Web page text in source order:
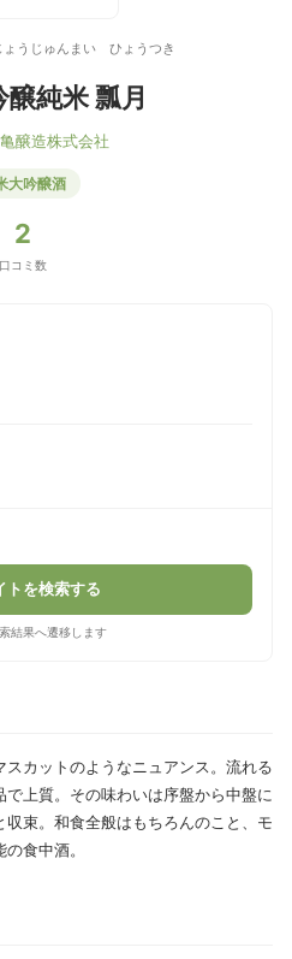
うじゅんまい ひょうつき
純米 瓢月
醸造株式会社
大吟醸酒
2
口コミ数
トを検索する
結果へ遷移します
カットのようなニュアンス。流れる
上質。その味わいは序盤から中盤に
束。和食全般はもちろんのこと、モ
食中酒。